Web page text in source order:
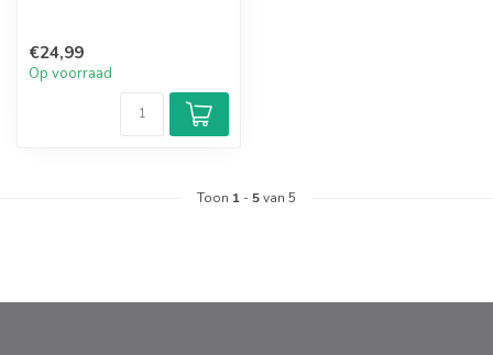
€24,99
Op voorraad
Toon 1 -5van 5